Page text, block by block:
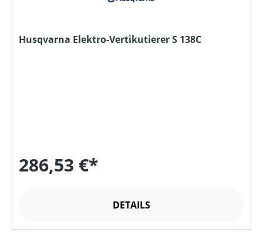
Husqvarna Elektro-Vertikutierer S 138C
286,53 €*
DETAILS